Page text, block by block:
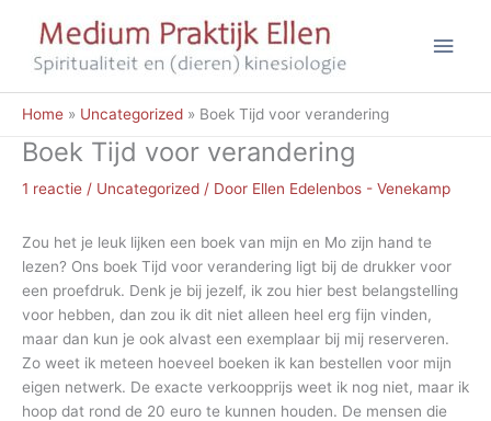
Home Uncategorized Boek Tijd voor verandering
Boek Tijd voor verandering
1 reactie / Uncategorized / Door Ellen Edelenbos - Venekamp
Zou het je leuk lijken een boek van mijn en Mo zijn hand te
lezen? Ons boek Tijd voor verandering ligt bij de drukker voor
een proefdruk. Denk je bij jezelf, ik zou hier best belangstelling
voor hebben, dan zou ik dit niet alleen heel erg fijn vinden,
maar dan kun je ook alvast een exemplaar bij mij reserveren.
Zo weet ik meteen hoeveel boeken ik kan bestellen voor mijn
eigen netwerk. De exacte verkoopprijs weet ik nog niet, maar ik
hoop dat rond de 20 euro te kunnen houden. De mensen die